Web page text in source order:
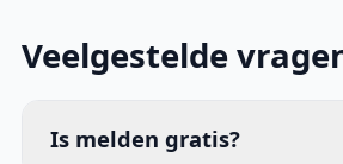
Veelgestelde
Is melden gratis?